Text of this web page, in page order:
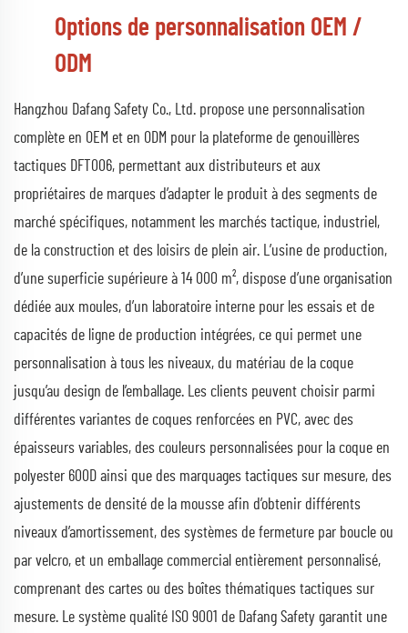
Options de personnalisation OEM /
ODM
Hangzhou Dafang Safety Co., Ltd. propose une personnalisation
complète en OEM et en ODM pour la plateforme de genouillères
tactiques DFT006, permettant aux distributeurs et aux
propriétaires de marques d’adapter le produit à des segments de
marché spécifiques, notamment les marchés tactique, industriel,
de la construction et des loisirs de plein air. L’usine de production,
d’une superficie supérieure à 14 000 m², dispose d’une organisation
dédiée aux moules, d’un laboratoire interne pour les essais et de
capacités de ligne de production intégrées, ce qui permet une
personnalisation à tous les niveaux, du matériau de la coque
jusqu’au design de l’emballage. Les clients peuvent choisir parmi
différentes variantes de coques renforcées en PVC, avec des
épaisseurs variables, des couleurs personnalisées pour la coque en
polyester 600D ainsi que des marquages tactiques sur mesure, des
ajustements de densité de la mousse afin d’obtenir différents
niveaux d’amortissement, des systèmes de fermeture par boucle ou
par velcro, et un emballage commercial entièrement personnalisé,
comprenant des cartes ou des boîtes thématiques tactiques sur
mesure. Le système qualité ISO 9001 de Dafang Safety garantit une